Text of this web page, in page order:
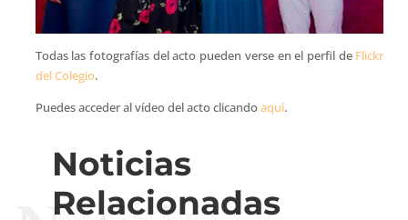
Todas las fotografías del acto pueden verse en el perfil de Flickr
del Colegio.
Puedes acceder al vídeo del acto clicandoaquí.
Noticias
Relacionadas